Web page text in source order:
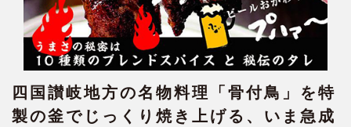
四国讃岐地方の名物料理「骨付鳥」を特
製の釜でじっくり焼き上げる、いま急成